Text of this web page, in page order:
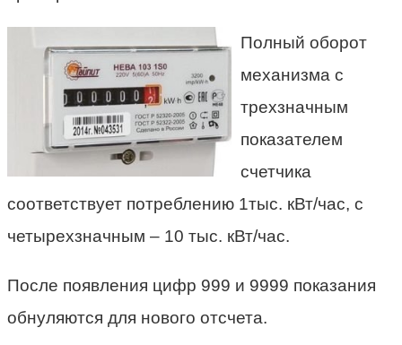
Полный оборот
механизма с
трехзначным
показателем
счетчика
соответствует потреблению 1тыс. кВт/час, с
четырехзначным – 10 тыс. кВт/час.
После появления цифр 999 и 9999 показания
обнуляются для нового отсчета.